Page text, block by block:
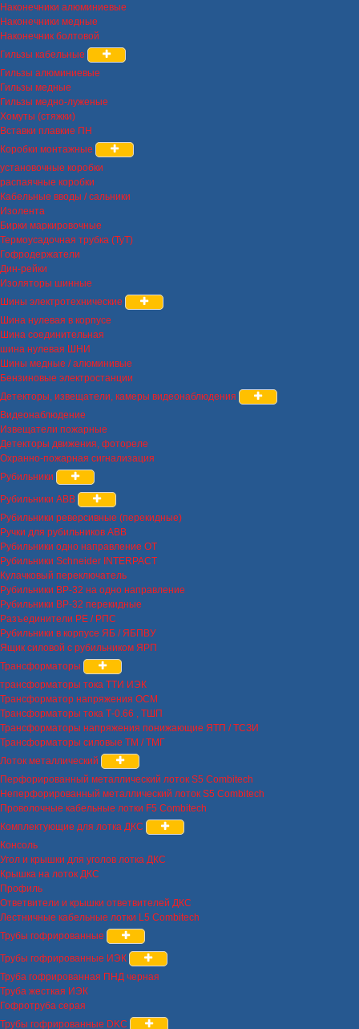
Наконечники алюминиевые
Наконечники медные
Наконечник болтовой
Гильзы кабельные
Гильзы алюминиевые
Гильзы медные
Гильзы медно-луженые
Хомуты (стяжки)
Вставки плавкие ПН
Коробки монтажные
установочные коробки
распаячные коробки
Кабельные вводы / сальники
Изолента
Бирки маркировочные
Термоусадочная трубка (ТуТ)
Гофродержатели
Дин-рейки
Изоляторы шинные
Шины электротехнические
Шина нулевая в корпусе
Шина соединительная
шина нулевая ШНИ
Шины медные / алюминивые
Бензиновые электростанции
Детекторы, извещатели, камеры видеонаблюдения
Видеонаблюдение
Извещатели пожарные
Детекторы движения, фотореле
Охранно-пожарная сигнализация
Рубильники
Рубильники ABB
Рубильники реверсивные (перекидные)
Ручки для рубильников ABB
Рубильники одно направление OT
Рубильники Schneider INTERPACT
Кулачковый переключатель
Рубильники ВР-32 на одно направление
Рубильники ВР-32 перекидные
Разъединители РЕ / РПС
Рубильники в корпусе ЯБ / ЯБПВУ
Ящик силовой с рубильником ЯРП
Трансформаторы
трансформаторы тока ТТИ ИЭК
Трансформатор напряжения ОСМ
Трансформаторы тока Т-0.66 , ТШП
Трансформаторы напряжения понижающие ЯТП / ТСЗИ
Трансформаторы силовые ТМ / ТМГ
Лоток металлический
Перфорированный металлический лоток S5 Combitech
Неперфорированный металлический лоток S5 Combitech
Проволочные кабельные лотки F5 Combitech
Комплектующие для лотка ДКС
Консоль
Угол и крышки для уголов лотка ДКС
Крышка на лоток ДКС
Профиль
Ответвители и крышки ответвителей ДКС
Лестничные кабельные лотки L5 Combitech
Трубы гофрированные
Трубы гофрированные ИЭК
Труба гофрированная ПНД черная
Труба жесткая ИЭК
Гофротруба серая
Трубы гофрированные DKC